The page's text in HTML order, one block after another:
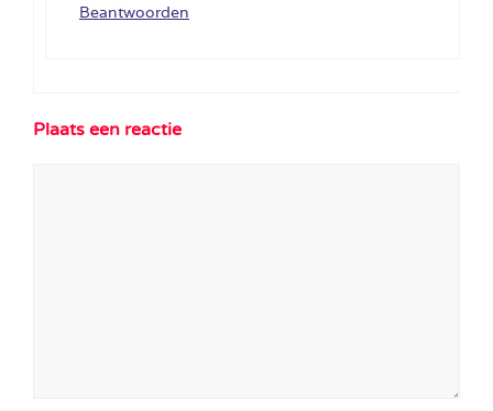
Beantwoorden
Plaats een reactie